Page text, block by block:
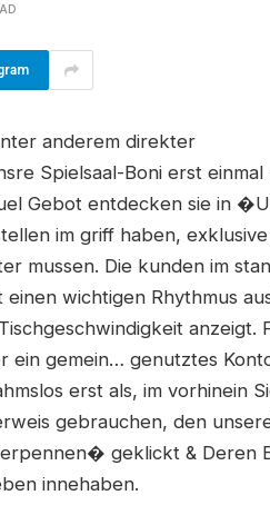
anderem direkter
Spielsaal-Boni erst einmal
Gebot entdecken sie in
im griff haben,
mussen. Die kunden im
wichtigen Rhythmus
anzeigt.
ein gemein… genutztes
erst als, im vorhinein
gebrauchen, den
geklickt & Deren
innehaben.